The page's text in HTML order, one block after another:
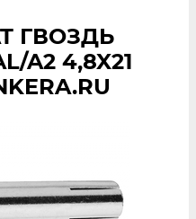
ГВОЗДЬ
A2 4,8X21